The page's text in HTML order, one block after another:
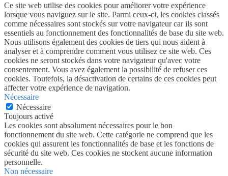
Ce site web utilise des cookies pour améliorer votre expérience
lorsque vous naviguez sur le site. Parmi ceux-ci, les cookies classés
comme nécessaires sont stockés sur votre navigateur car ils sont
essentiels au fonctionnement des fonctionnalités de base du site web.
Nous utilisons également des cookies de tiers qui nous aident à
analyser et à comprendre comment vous utilisez ce site web. Ces
cookies ne seront stockés dans votre navigateur qu'avec votre
consentement. Vous avez également la possibilité de refuser ces
cookies. Toutefois, la désactivation de certains de ces cookies peut
affecter votre expérience de navigation.
Nécessaire
Nécessaire
Toujours activé
Les cookies sont absolument nécessaires pour le bon
fonctionnement du site web. Cette catégorie ne comprend que les
cookies qui assurent les fonctionnalités de base et les fonctions de
sécurité du site web. Ces cookies ne stockent aucune information
personnelle.
Non nécessaire